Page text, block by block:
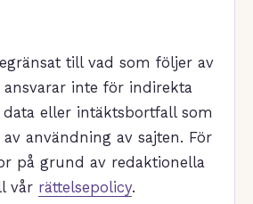
till vad som följer av
inte för indirekta
eller intäktsbortfall som
användning av sajten. För
på grund av redaktionella
vår rättelsepolicy.